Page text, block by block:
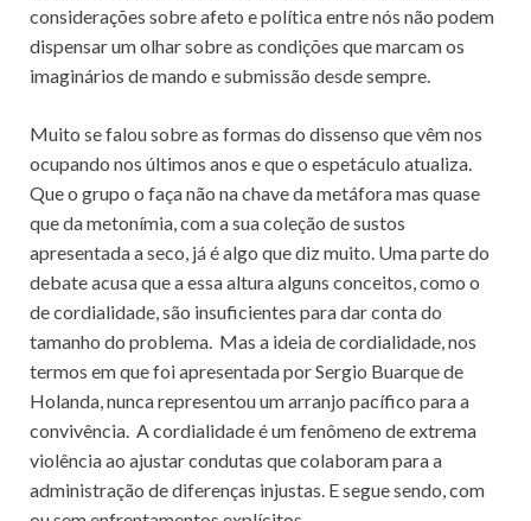
considerações sobre afeto e política entre nós não podem
dispensar um olhar sobre as condições que marcam os
imaginários de mando e submissão desde sempre.
Muito se falou sobre as formas do dissenso que vêm nos
ocupando nos últimos anos e que o espetáculo atualiza.
Que o grupo o faça não na chave da metáfora mas quase
que da metonímia, com a sua coleção de sustos
apresentada a seco, já é algo que diz muito. Uma parte do
debate acusa que a essa altura alguns conceitos, como o
de cordialidade, são insuficientes para dar conta do
tamanho do problema. Mas a ideia de cordialidade, nos
termos em que foi apresentada por Sergio Buarque de
Holanda, nunca representou um arranjo pacífico para a
convivência. A cordialidade é um fenômeno de extrema
violência ao ajustar condutas que colaboram para a
administração de diferenças injustas. E segue sendo, com